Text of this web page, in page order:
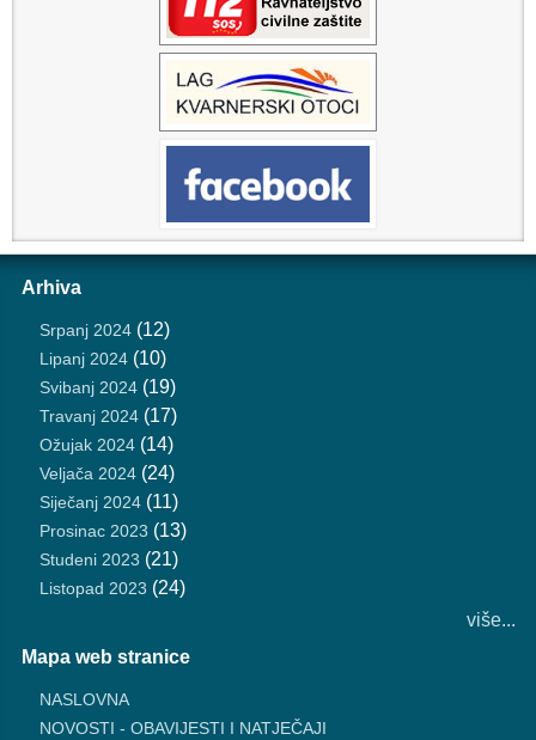
Arhiva
Srpanj 2024(12)
Lipanj 2024(10)
Svibanj 2024(19)
Travanj 2024(17)
Ožujak 2024(14)
Veljača 2024(24)
Siječanj 2024(11)
Prosinac 2023 (13)
Studeni 2023 (21)
Listopad 2023 (24)
više...
Mapa web stranice
NASLOVNA
NOVOSTI - OBAVIJESTI I NATJEČAJI